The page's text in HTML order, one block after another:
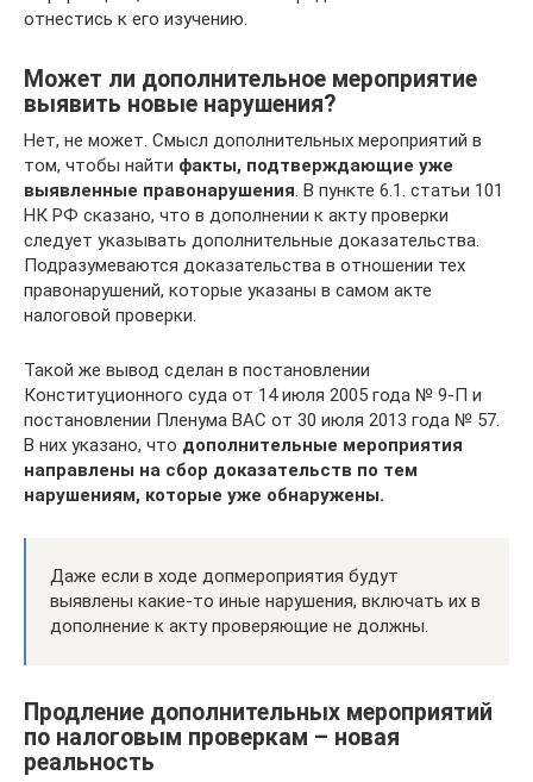
отнестись к его изучению.
Может ли дополнительное мероприятие
выявить новые нарушения?
Нет, не может. Смысл дополнительных мероприятий в
том, чтобы найти факты, подтверждающие уже
выявленные правонарушения. В пункте 6.1. статьи 101
НК РФ сказано, что в дополнении к акту проверки
следует указывать дополнительные доказательства.
Подразумеваются доказательства в отношении тех
правонарушений, которые указаны в самом акте
налоговой проверки.
Такой же вывод сделан в постановлении
Конституционного суда от 14 июля 2005 года № 9-П и
постановлении Пленума ВАС от 30 июля 2013 года № 57.
В них указано, что дополнительные мероприятия
направлены на сбор доказательств по тем
нарушениям, которые уже обнаружены.
Даже если в ходе допмероприятия будут
выявлены какие-то иные нарушения, включать их в
дополнение к акту проверяющие не должны.
Продление дополнительных мероприятий
по налоговым проверкам – новая
реальность